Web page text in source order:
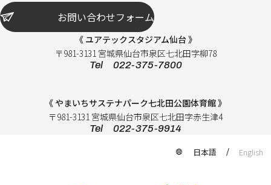
お問い合わせフォーム
《 ユアテックスタジアム仙台 》
〒981-3131 宮城県仙台市泉区七北田字柳78
Tel 022-375-7800
《 やまいちサステナパーク七北田公園体育館 》
〒981-3131 宮城県仙台市泉区七北田字赤生津4
Tel 022-375-9914
日本語 English